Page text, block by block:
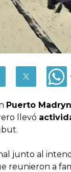
Puerto Madryn
llevó
junto al
reunieron a